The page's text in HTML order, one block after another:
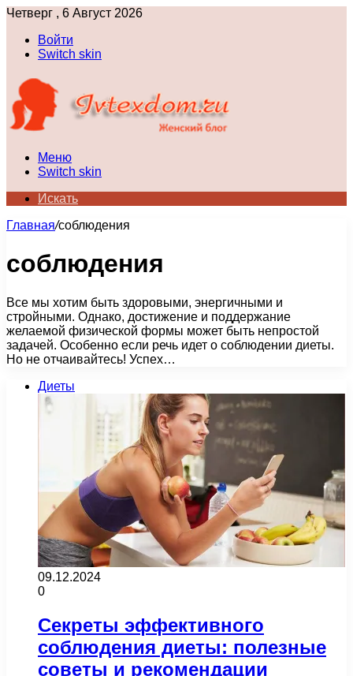
Четверг , 6 Август 2026
Войти
Switch skin
Меню
Switch skin
Искать
Главная/соблюдения
соблюдения
Все мы хотим быть здоровыми, энергичными и
стройными. Однако, достижение и поддержание
желаемой физической формы может быть непростой
задачей. Особенно если речь идет о соблюдении диеты.
Но не отчаивайтесь! Успех…
Диеты
09.12.2024
0
Секреты эффективного
соблюдения диеты: полезные
советы и рекомендации